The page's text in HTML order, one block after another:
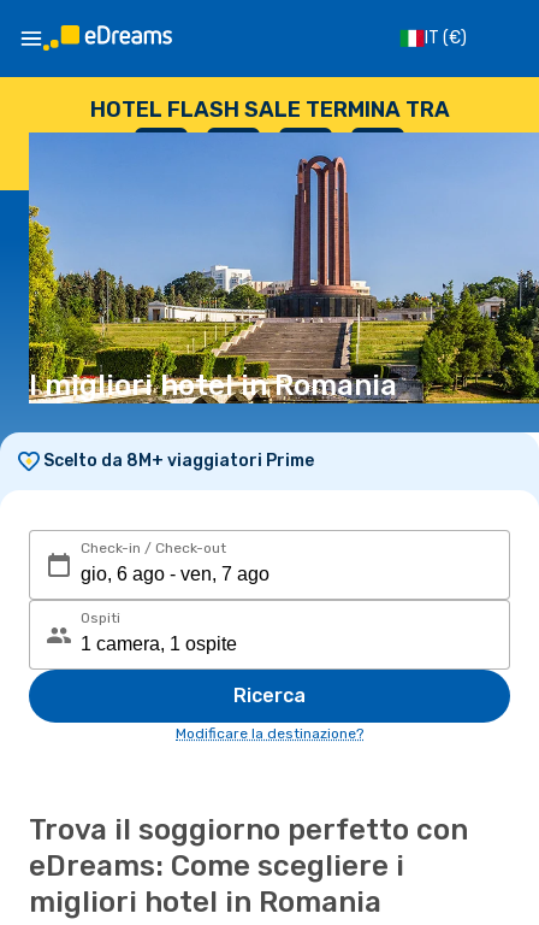
IT (€)
HOTEL FLASH SALE TERMINA TRA
MINUTI
I migliori hotel in Romania
Scelto da 8M+ viaggiatori Prime
Check-in / Check-out
Ospiti
Ricerca
Modificare la destinazione?
Trova il soggiorno perfetto con
eDreams: Come scegliere i
migliori hotel in Romania